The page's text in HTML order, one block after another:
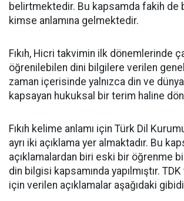
belirtmektedir. Bu kapsamda fakih de
kimse anlamına gelmektedir.
Fıkıh, Hicri takvimin ilk dönemlerinde
öğrenilebilen dini bilgilere verilen
zaman içerisinde yalnızca din ve dünya
kapsayan hukuksal bir terim haline
Fıkıh kelime anlamı için Türk Dil
ayrı iki açıklama yer almaktadır. Bu
açıklamalardan biri eski bir öğrenme
din bilgisi kapsamında yapılmıştır. TDK
için verilen açıklamalar aşağıdaki